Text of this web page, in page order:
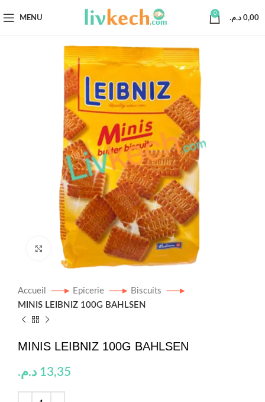
MENU
0
0,00 د.م.
Click to enlarge
Accueil Epicerie
Biscuits
MINIS LEIBNIZ 100G BAHLSEN
MINIS LEIBNIZ 100G BAHLSEN
13,35 د.م.